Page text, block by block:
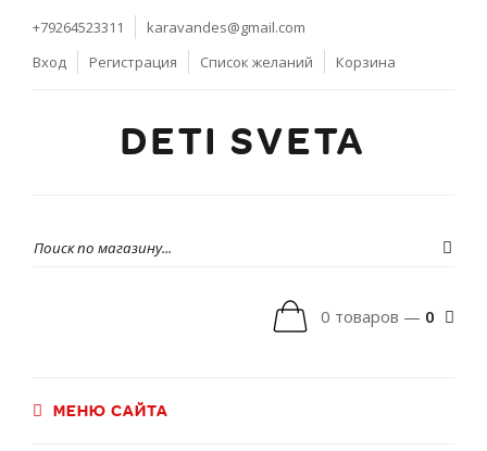
+79264523311
karavandes@gmail.com
Вход
Регистрация Список желаний Корзина
DETI SVETA
0 товаров — 0
МЕНЮ САЙТА